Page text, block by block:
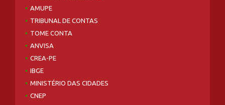
AMUPE
TRIBUNAL DE CONTAS
TOME CONTA
ANVISA
CREA-PE
IBGE
MINISTÉRIO DAS CIDADES
CNEP